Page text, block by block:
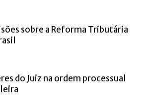
sobre a Reforma Tributária
do Juiz na ordem processual